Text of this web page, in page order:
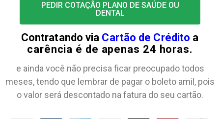
PEDIR COTAÇÃO PLANO DE SAÚDE OU
DENTAL
Contratando via Cartão de Crédito a
carência é de apenas 24 horas.
e ainda você não precisa ficar preocupado todos
meses, tendo que lembrar de pagar o boleto amil, pois
o valor será descontado na fatura do seu cartão.